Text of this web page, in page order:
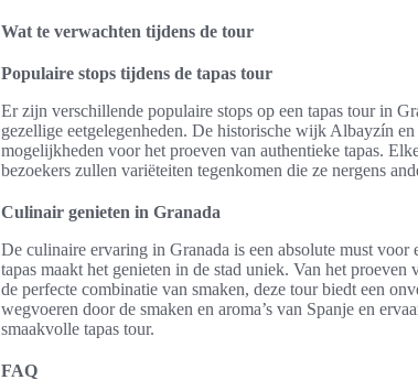
Wat te verwachten tijdens de tour
Populaire stops tijdens de tapas tour
Er zijn verschillende populaire stops op een tapas tour in
gezellige eetgelegenheden. De historische wijk Albayzín
mogelijkheden voor het proeven van authentieke tapas.
bezoekers zullen variëteiten tegenkomen die ze nergens
Culinair genieten in Granada
De culinaire ervaring in Granada is een absolute must
tapas maakt het genieten in de stad uniek. Van het
de perfecte combinatie van smaken, deze tour biedt een
wegvoeren door de smaken en aroma’s van Spanje en
smaakvolle tapas tour.
FAQ